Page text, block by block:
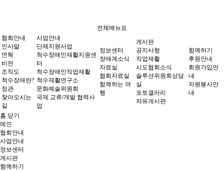
전체메뉴표
협회안내
인사말
연혁
비전
조직도
척수장애란?
정관
찾아오시는
길
사업안내
단체지원사업
척수장애인재활지원센
터
척수장애인직업재활
척수재활연구소
문화예술위원회
국제 교류/개발 협력사
업
정보센터
장애계소식
자료실
협회자료실
함께하는 여
행
게시판
공지사항
직업재활
시도협회소식
솔루션위원회상담
실
포토갤러리
자유게시판
함께하기
후원안내
회원가입안
내
자원봉사안
내
홈 닫기
메인
협회안내
사업안내
정보센터
게시판
함께하기